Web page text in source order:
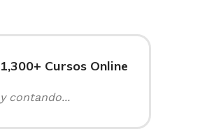
1,300+ Cursos Online
y contando...